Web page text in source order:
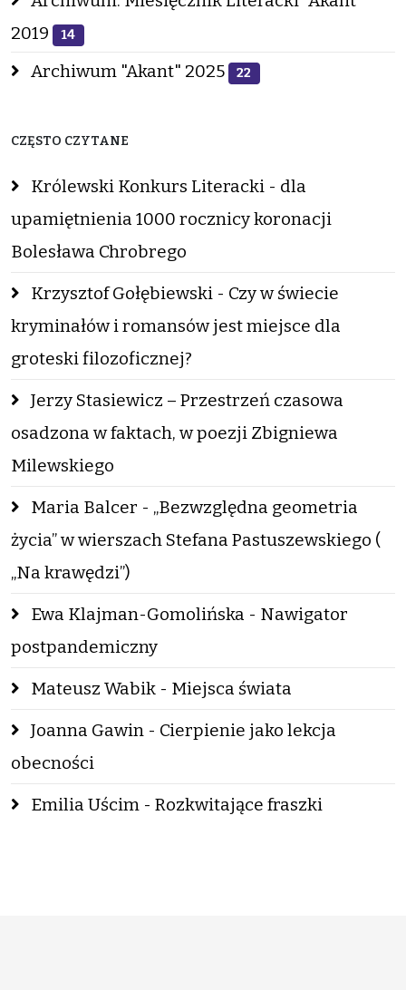
2019
14
Archiwum "Akant" 2025 22
CZĘSTO CZYTANE
Królewski Konkurs Literacki - dla
upamiętnienia 1000 rocznicy koronacji
Bolesława Chrobrego
Krzysztof Gołębiewski - Czy w świecie
kryminałów i romansów jest miejsce dla
groteski filozoficznej?
Jerzy Stasiewicz – Przestrzeń czasowa
osadzona w faktach, w poezji Zbigniewa
Milewskiego
Maria Balcer - „Bezwzględna geometria
życia” w wierszach Stefana Pastuszewskiego (
„Na krawędzi”)
Ewa Klajman-Gomolińska - Nawigator
postpandemiczny
Mateusz Wabik - Miejsca świata
Joanna Gawin - Cierpienie jako lekcja
obecności
Emilia Uścim - Rozkwitające fraszki